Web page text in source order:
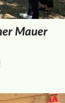
Mauer
Berliner